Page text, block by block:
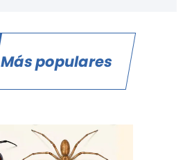
Más populares